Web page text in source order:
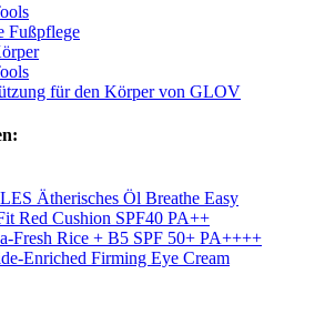
Fußpflege
für den Körper von GLOV
Ätherisches Öl Breathe Easy
Red Cushion SPF40 PA++
Fresh Rice + B5 SPF 50+ PA++++
Enriched Firming Eye Cream